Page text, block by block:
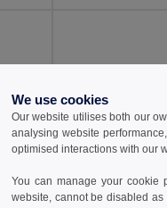
We use cookies
Our website utilises both our
analysing website
optimised interactions with our
You can manage your cookie
website, cannot be disabled